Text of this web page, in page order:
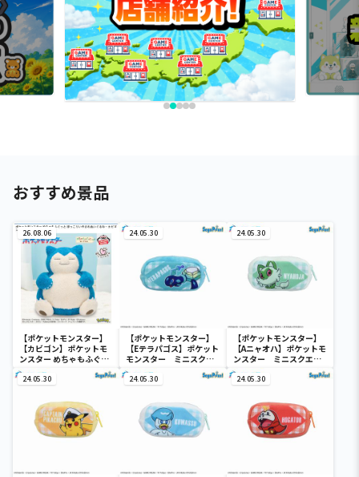
おすすめ景品
26.08.06
【ポケットモンスター】
【カビゴン】ポケットモ
ンスター めちゃもふぐっ
と ほっこりいやされぬい
ぐるみ～カビゴン～
24.05.30
【ポケットモンスター】
【Eテラパゴス】ポケット
モンスター ミニスクエ
アポーチ
24.05.30
【ポケットモンスター】
【Aニャオハ】ポケットモ
ンスター ミニスクエア
ポーチ
24.05.30 24.05.30 24.05.30